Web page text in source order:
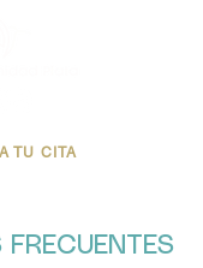
TU CITA
FRECUENTES